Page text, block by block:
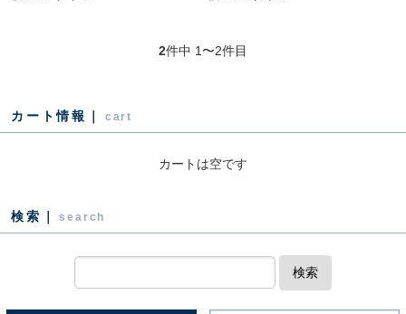
2件中 1〜2件目
カート情報｜ cart
カートは空です
検索｜ search
検索